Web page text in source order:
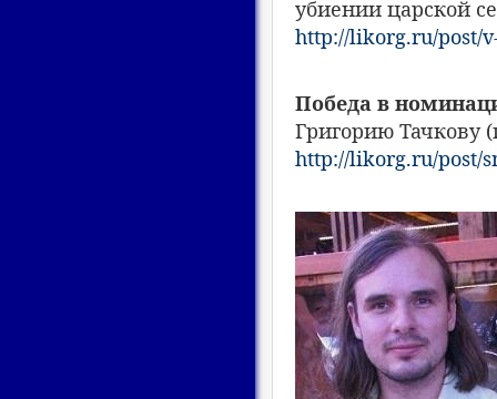
убиении царской
http://likorg.ru/post/
Победа в
Григорию Тачкову
http://likorg.ru/post/